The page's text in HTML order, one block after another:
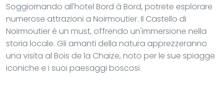
Soggiornando all'hotel Bord à Bord, potrete esplorare
numerose attrazioni a Noirmoutier. Il Castello di
Noirmoutier è un must, offrendo un'immersione nella
storia locale. Gli amanti della natura apprezzeranno
una visita al Bois de la Chaize, noto per le sue spiagge
iconiche e i suoi paesaggi boscosi.